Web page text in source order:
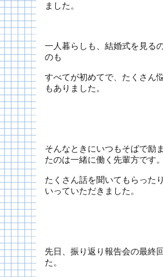
ました。
一人暮らしも、結婚式を見る
のも
すべてが初めてで、たくさん
もありました。
そんなときにいつもそばで励
たのは一緒に働く先輩方です。
たくさん話を聞いてもらった
いっていただきました。
先日、振り返り報告会の最終
た。